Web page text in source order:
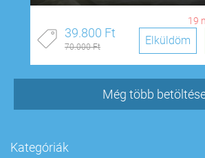
19 n
39.800 Ft
70.000 Ft Elküldöm
Még több
Kategóriák